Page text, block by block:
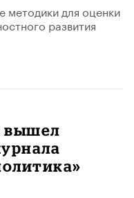
методики для оценки
развития
вышел